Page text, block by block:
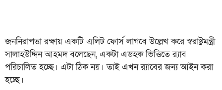
জননিরাপত্তা রক্ষায় একটি এলিট ফোর্স লাগবে উল্লেখ করে স্বরাষ্ট্রমন্ত্রী
সালাহউদ্দিন আহমদ বলেছেন, একটা এডহক ভিত্তিতে র‍্যাব
পরিচালিত হচ্ছে। এটা ঠিক নয়। তাই এখন র‍্যাবের জন্য আইন করা
হচ্ছে।